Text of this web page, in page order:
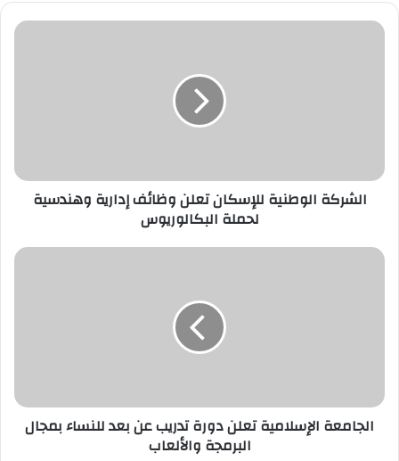
الشركة
البكالوريوس
الشركة الوطنية للإسكان تعلن وظائف إدارية وهندسية
لحملة البكالوريوس
الجامعة
بمجال
البرمجة
والألعاب
الجامعة الإسلامية تعلن دورة تدريب عن بعد للنساء بمجال
البرمجة والألعاب